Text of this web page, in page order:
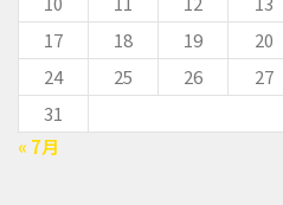
17
18 19 20
24
25 26 27
31
« 7月